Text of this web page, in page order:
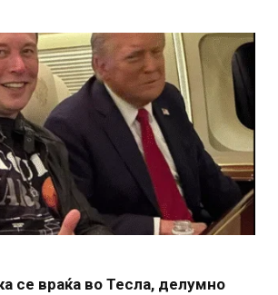
се враќа во Тесла, делумно